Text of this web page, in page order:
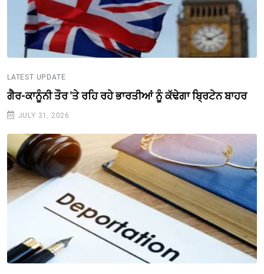
LATEST UPDATE
ਗੈਰ-ਕਾਨੂੰਨੀ ਤੌਰ 'ਤੇ ਰਹਿ ਰਹੇ ਭਾਰਤੀਆਂ ਨੂੰ ਕੱਢੇਗਾ ਬ੍ਰਿਟੇਨ ਬਾਹਰ
JULY 31, 2026